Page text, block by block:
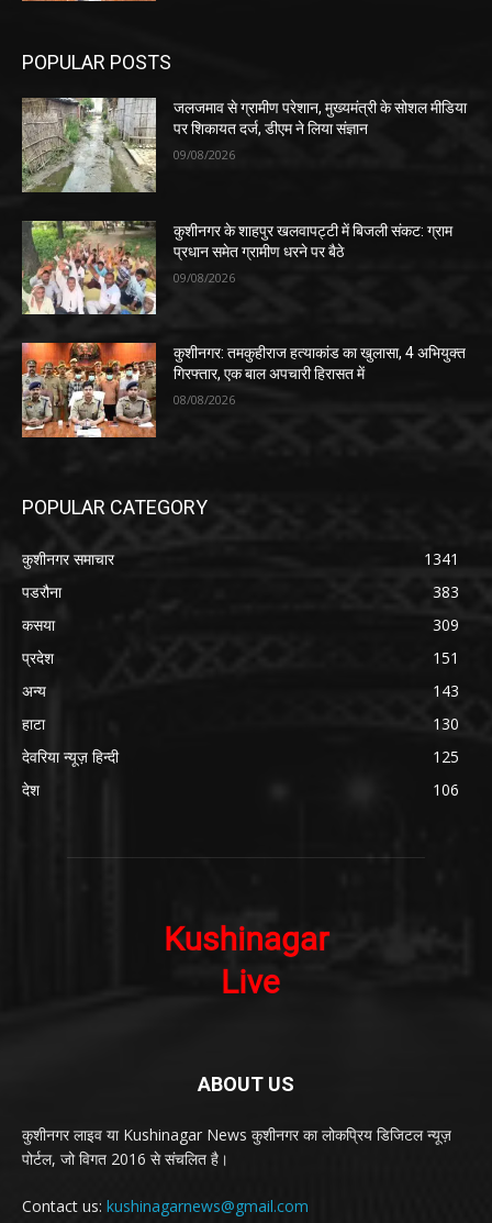
POPULAR POSTS
जलजमाव से ग्रामीण परेशान, मुख्यमंत्री के सोशल मीडिया
पर शिकायत दर्ज, डीएम ने लिया संज्ञान
09/08/2026
कुशीनगर के शाहपुर खलवापट्टी में बिजली संकट: ग्राम
प्रधान समेत ग्रामीण धरने पर बैठे
09/08/2026
कुशीनगर: तमकुहीराज हत्याकांड का खुलासा, 4 अभियुक्त
गिरफ्तार, एक बाल अपचारी हिरासत में
08/08/2026
POPULAR CATEGORY
कुशीनगर समाचार
1341
पडरौना
383
कसया
309
प्रदेश
151
अन्य
143
हाटा
130
देवरिया न्यूज़ हिन्दी
125
देश
106
ABOUT US
कुशीनगर लाइव या Kushinagar News कुशीनगर का लोकप्रिय डिजिटल न्यूज़
पोर्टल, जो विगत 2016 से संचलित है।
Contact us: kushinagarnews@gmail.com